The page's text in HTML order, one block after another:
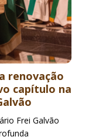
renovação
capítulo na
Frei Galvão